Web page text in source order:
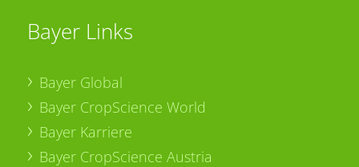
Bayer Links
Bayer Global
Bayer CropScience World
Bayer Karriere
Bayer CropScience Austria